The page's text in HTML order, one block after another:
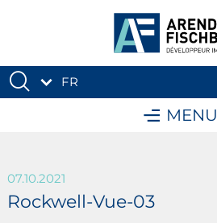
FR
MENU
07.10.2021
Rockwell-Vue-03